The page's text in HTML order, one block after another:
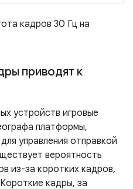
кадров 30 Гц на
приводят к
устройств игровые
платформы,
управления отправкой
вероятность
из-за коротких кадров,
кадры, за